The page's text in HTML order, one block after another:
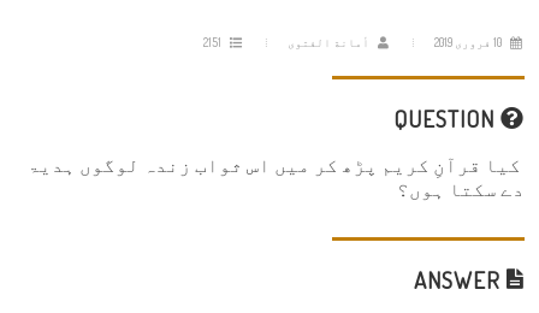
أمانة الفتوى
کیا قرآنِ کریم پڑھ کر میں اس ثواب زندہ لوگوں ہدیۃ
دے سکتا ہوں؟